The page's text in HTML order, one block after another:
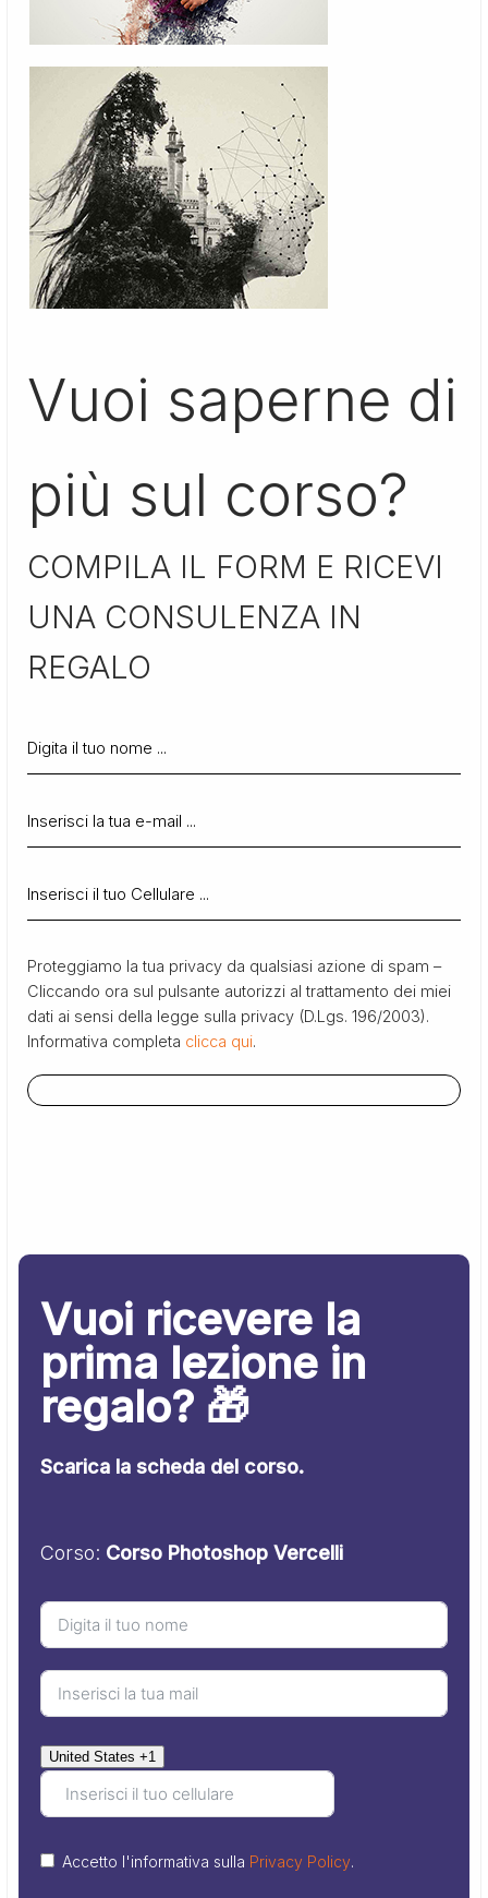
Vuoi saperne di
più sul corso?
COMPILA IL FORM E RICEVI
UNA CONSULENZA IN
REGALO
Proteggiamo la tua privacy da qualsiasi azione di spam –
Cliccando ora sul pulsante autorizzi al trattamento dei miei
dati ai sensi della legge sulla privacy (D.Lgs. 196/2003).
Informativa completa clicca qui.
Vuoi ricevere la
prima lezione in
regalo? 🎁
Scarica la scheda del corso.
Corso: Corso Photoshop Vercelli
United States +1
Accetto l'informativa sulla Privacy Policy.